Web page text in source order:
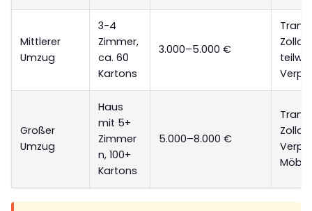
Mittlerer
Umzug
3-4
Zimmer,
ca. 60
Kartons
3.000–5.000 €
Großer
Umzug
Haus
mit 5+
Zimmer
n, 100+
Kartons
5.000–8.000 €